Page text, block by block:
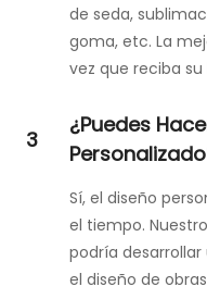
de seda,
goma, etc. La
vez que reciba
3
¿Puedes
Sí, el diseño
el tiempo.
podría
el diseño de